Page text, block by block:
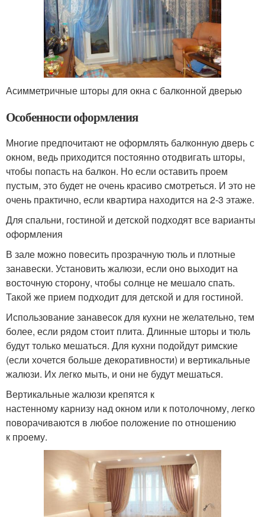
Асимметричные шторы для окна с балконной дверью
Особенности оформления
Многие предпочитают не оформлять балконную дверь с
окном, ведь приходится постоянно отодвигать шторы,
чтобы попасть на балкон. Но если оставить проем
пустым, это будет не очень красиво смотреться. И это не
очень практично, если квартира находится на 2-3 этаже.
Для спальни, гостиной и детской подходят все варианты
оформления
В зале можно повесить прозрачную тюль и плотные
занавески. Установить жалюзи, если оно выходит на
восточную сторону, чтобы солнце не мешало спать.
Такой же прием подходит для детской и для гостиной.
Использование занавесок для кухни не желательно, тем
более, если рядом стоит плита. Длинные шторы и тюль
будут только мешаться. Для кухни подойдут римские
(если хочется больше декоративности) и вертикальные
жалюзи. Их легко мыть, и они не будут мешаться.
Вертикальные жалюзи крепятся к
настенному карнизу над окном или к потолочному, легко
поворачиваются в любое положение по отношению
к проему.